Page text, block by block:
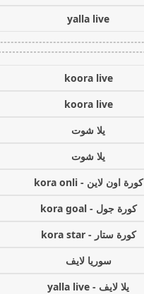
yalla live
koora live
koora live
يلا شوت
يلا شوت
كورة اون لاين - kora onli
كورة جول - kora goal
كورة ستار - kora star
سوريا لايف
يلا لايف - yalla live